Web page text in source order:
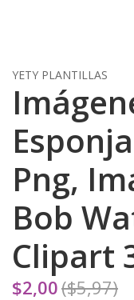
YETY PLANTILLAS
Png,
Bob
Clipart
$2,00($5,97)